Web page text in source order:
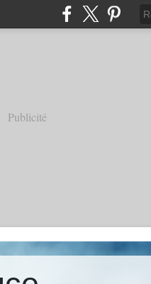
Publicité